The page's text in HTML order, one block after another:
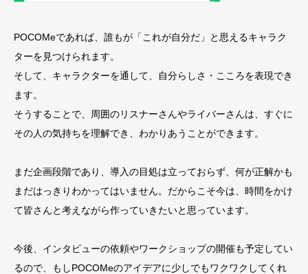
POCOMeであれば、誰もが「これが自分だ」と思えるキャラク
ターを見つけられます。
そして、キャラクターを通して、自分らしさ・こころを表現でき
ます。
そうすることで、周囲のリスナーさんやライバーさんは、すぐに
その人の気持ちを理解でき、わかりあうことができます。
まだ企画段階であり、導入の目処は立っておらず、何が正解かも
まだはっきりわかってはいません。だからこそ今は、時間をかけ
て皆さんと考えながら作っていきたいと思っています。
今後、インタビューの依頼やワークショップの開催も予定してい
るので、もしPOCOMeのアイデアに少しでもワクワクしてくれ